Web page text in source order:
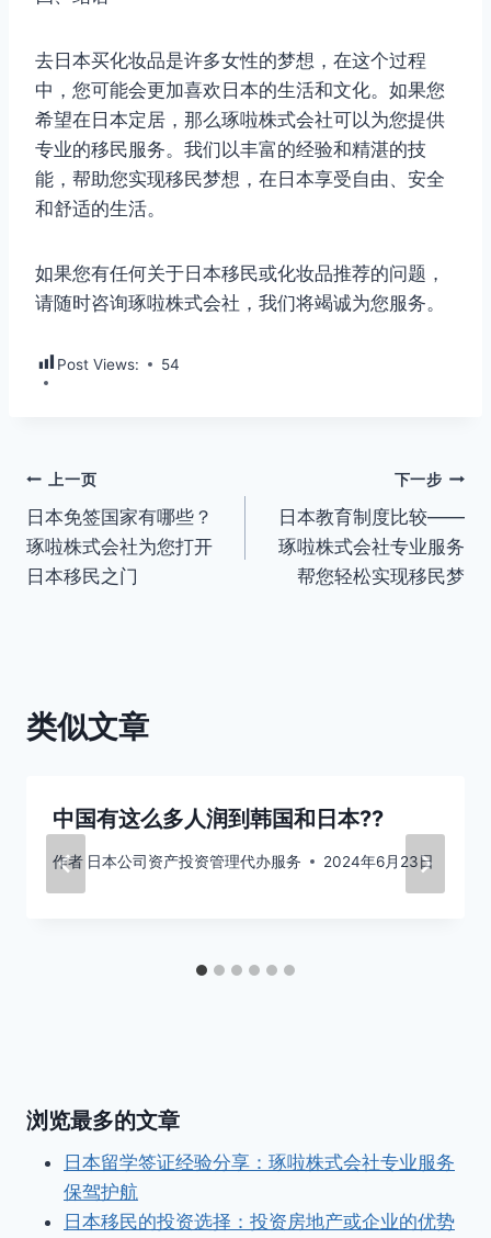
去日本买化妆品是许多女性的梦想，在这个过程
中，您可能会更加喜欢日本的生活和文化。如果您
希望在日本定居，那么琢啦株式会社可以为您提供
专业的移民服务。我们以丰富的经验和精湛的技
能，帮助您实现移民梦想，在日本享受自由、安全
和舒适的生活。
如果您有任何关于日本移民或化妆品推荐的问题，
请随时咨询琢啦株式会社，我们将竭诚为您服务。
Post Views: 54
文
章
导
上一页
日本免签国家有哪些？
琢啦株式会社为您打开
日本移民之门
下一步
日本教育制度比较——
琢啦株式会社专业服务
帮您轻松实现移民梦
类似文章
中国有这么多人润到韩国和日本??
作者 日本公司资产投资管理代办服务 2024年6月23日
浏览最多的文章
日本留学签证经验分享：琢啦株式会社专业服务
保驾护航
日本移民的投资选择：投资房地产或企业的优势